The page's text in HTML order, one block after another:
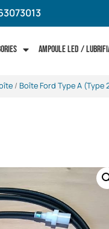
Ampoule LED /
/ Boîte Ford Type A (Type